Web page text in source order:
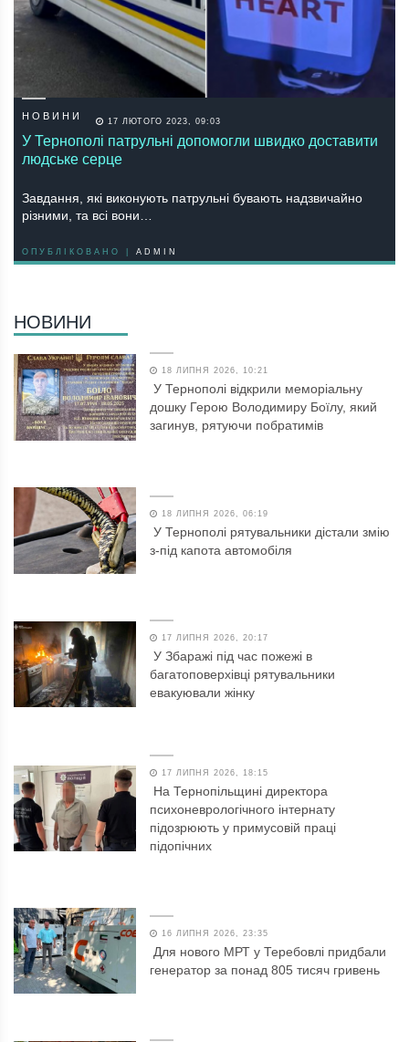
НОВИНИ 17 ЛЮТОГО 2023, 09:03
У Тернополі патрульні допомогли швидко доставити
людське серце
Завдання, які виконують патрульні бувають надзвичайно
різними, та всі вони…
ОПУБЛІКОВАНО | ADMIN
НОВИНИ
18 ЛИПНЯ 2026, 10:21
У Тернополі відкрили меморіальну
дошку Герою Володимиру Боїлу, який
загинув, рятуючи побратимів
18 ЛИПНЯ 2026, 06:19
У Тернополі рятувальники дістали змію
з-під капота автомобіля
17 ЛИПНЯ 2026, 20:17
У Збаражі під час пожежі в
багатоповерхівці рятувальники
евакуювали жінку
17 ЛИПНЯ 2026, 18:15
На Тернопільщині директора
психоневрологічного інтернату
підозрюють у примусовій праці
підопічних
16 ЛИПНЯ 2026, 23:35
Для нового МРТ у Теребовлі придбали
генератор за понад 805 тисяч гривень